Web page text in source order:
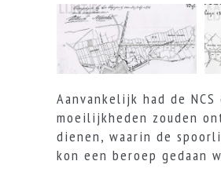
Aanvankelijk had de
moeilijkheden zouden
dienen, waarin de
kon een beroep gedaan